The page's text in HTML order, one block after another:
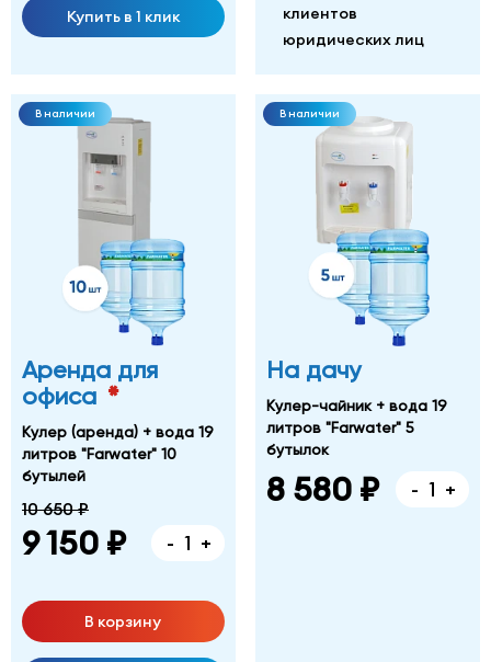
Купить в 1 клик
клиентов
юридических лиц
В наличии
Аренда для
офиса *
Кулер (аренда) + вода 19
литров "Farwater" 10
бутылей
10 650 ₽
9 150 ₽ - +
В корзину
В наличии
На дачу
Кулер-чайник + вода 19
литров "Farwater" 5
бутылок
8 580 ₽ - +